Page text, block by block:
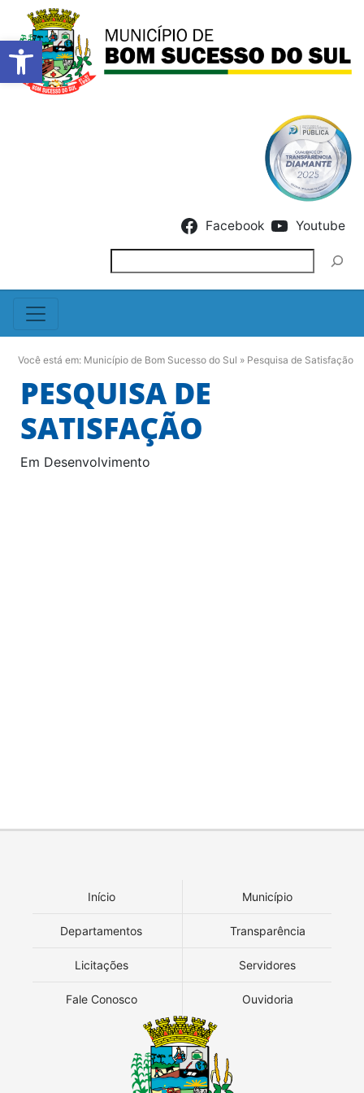
Barra de Ferramentas
Facebook Youtube
Você está em: Município de Bom Sucesso do Sul » Pesquisa de Satisfação
PESQUISA DE
SATISFAÇÃO
Em Desenvolvimento
Início Município
Departamentos Transparência
Licitações Servidores
Fale Conosco Ouvidoria